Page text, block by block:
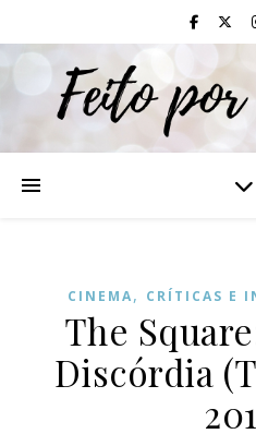
CINEMA, CRÍTICAS E
The
Discórdia